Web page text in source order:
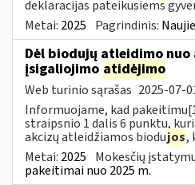
deklaracijas pateikusiems
Metai: 2025 Pagrindinis:
Dėl biodujų atleidimo
įsigaliojimo atidėjimo
Web turinio sąrašas 2025-07-
Informuojame, kad
straipsnio 1 dalis 6 punktu,
akcizų atleidžiamos biodujos,
Metai: 2025 Mokesčių
pakeitimai nuo 2025 m.